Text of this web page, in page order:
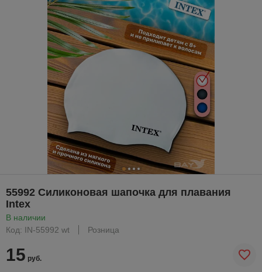
55992 Силиконовая шапочка для плавания
Intex
В наличии
Код: IN-55992 wt
Розница
15 руб.